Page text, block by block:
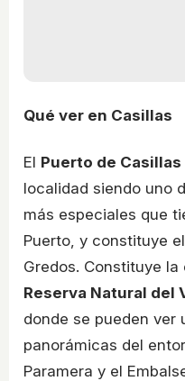
Qué ver en Casillas
El Puerto de Casillas
localidad siendo uno
más especiales que
Puerto, y constituye
Gredos. Constituye
Reserva Natural del
donde se pueden ver
panorámicas del
Paramera y el